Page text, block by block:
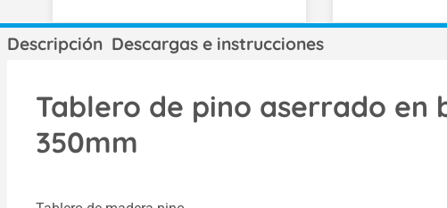
Descripción Descargas e instrucciones
Tablero de pino aserrado en
350mm